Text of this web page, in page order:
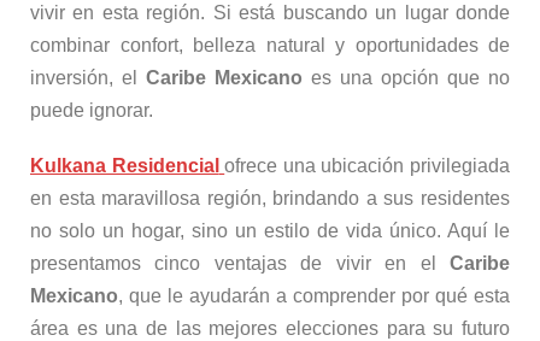
vivir en esta región. Si está buscando un lugar donde
combinar confort, belleza natural y oportunidades de
inversión, el Caribe Mexicano es una opción que no
puede ignorar.
Kulkana Residencial ofrece una ubicación privilegiada
en esta maravillosa región, brindando a sus residentes
no solo un hogar, sino un estilo de vida único. Aquí le
presentamos cinco ventajas de vivir en el Caribe
Mexicano, que le ayudarán a comprender por qué esta
área es una de las mejores elecciones para su futuro